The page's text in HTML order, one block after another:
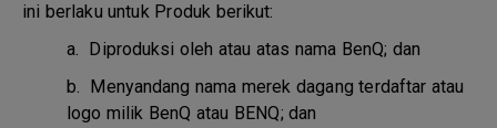
ini berlaku untuk Produk berikut:
a. Diproduksi oleh atau atas nama BenQ; dan
b. Menyandang nama merek dagang terdaftar atau
logo milik BenQ atau BENQ; dan